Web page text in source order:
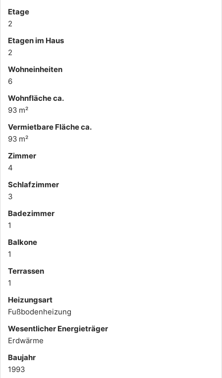
Etage
2
Etagen im Haus
2
Wohneinheiten
6
Wohnfläche ca.
93 m²
Vermietbare Fläche ca.
93 m²
Zimmer
4
Schlafzimmer
3
Badezimmer
1
Balkone
1
Terrassen
1
Heizungsart
Fußbodenheizung
Wesentlicher Energieträger
Erdwärme
Baujahr
1993